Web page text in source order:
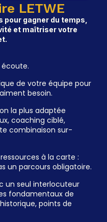
LETWE
pour gagner du temps,
et maîtriser votre
de votre équipe pour
besoin.
la plus adaptée
coaching ciblé,
combinaison sur-
à la carte :
un parcours obligatoire.
un seul interlocuteur
fondamentaux de
points de